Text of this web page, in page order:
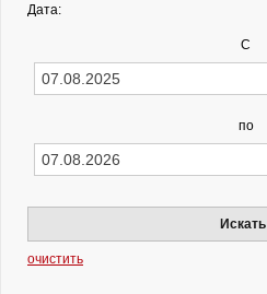
Дата:
С
по
Искать
очистить